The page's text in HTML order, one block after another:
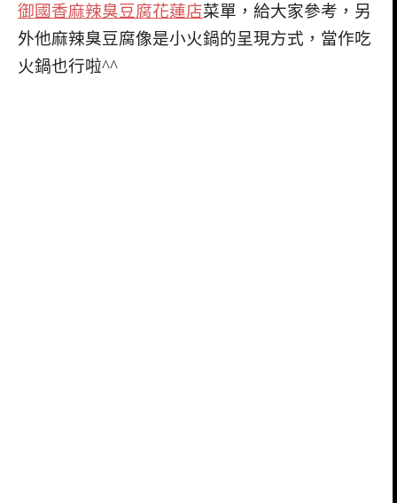
御國香麻辣臭豆腐花蓮店菜單，給大家參考，另
外他麻辣臭豆腐像是小火鍋的呈現方式，當作吃
火鍋也行啦^^